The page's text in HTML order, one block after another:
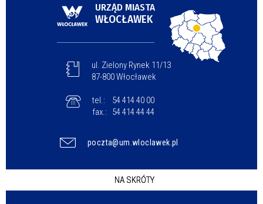
URZĄD MIASTA
WŁOCŁAWEK
ul. Zielony Rynek 11/13
87-800 Włocławek
tel.:
54 414 40 00
fax.:
54 414 44 44
poczta@um.wloclawek.pl
NA SKRÓTY